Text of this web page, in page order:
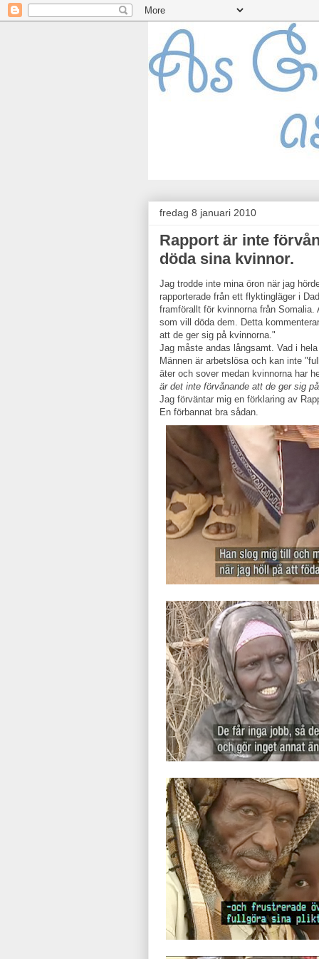
fredag 8 januari 2010
Rapport är inte
döda sina kvinnor.
Jag trodde inte mina öron när jag
rapporterade från ett flyktingläger i
framförallt för kvinnorna från
som vill döda dem. Detta
att de ger sig på kvinnorna."
Jag måste andas långsamt. Vad i
Männen är arbetslösa och kan inte
äter och sover medan kvinnorna har
är det inte förvånande att de ger sig
Jag förväntar mig en förklaring av
En förbannat bra sådan.